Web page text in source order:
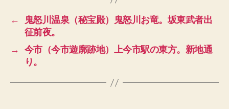
←
鬼怒川温泉（秘宝殿）鬼怒川お竜。坂東武者出
征前夜。
→
今市（今市遊廓跡地）上今市駅の東方。新地通
り。